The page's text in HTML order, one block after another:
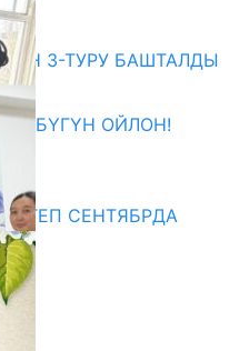
3-ТУРУ БАШТАЛДЫ
БҮГҮН ОЙЛОН!
СЕНТЯБРДА